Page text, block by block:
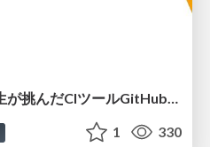
脱Jenkins、インターン生が挑んだCIツールGitHubActions移行
1 330